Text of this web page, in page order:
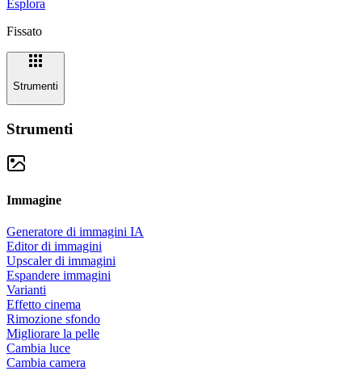
Esplora
Fissato
Strumenti
Strumenti
Immagine
Generatore di immagini IA
Editor di immagini
Upscaler di immagini
Espandere immagini
Varianti
Effetto cinema
Rimozione sfondo
Migliorare la pelle
Cambia luce
Cambia camera